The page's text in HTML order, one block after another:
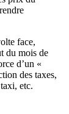
face,
du mois de
d’un «
des taxes,
etc.